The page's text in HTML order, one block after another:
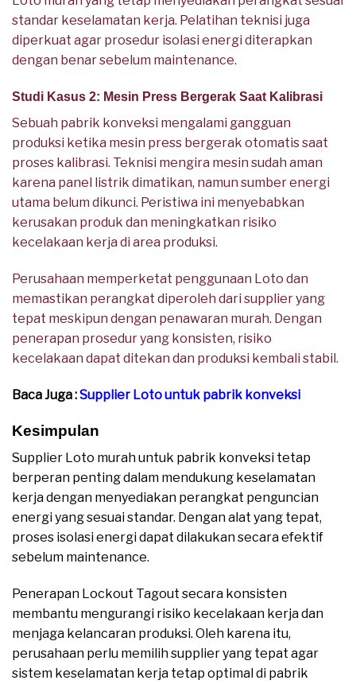
standar keselamatan kerja. Pelatihan teknisi juga
diperkuat agar prosedur isolasi energi diterapkan
dengan benar sebelum maintenance.
Studi Kasus 2: Mesin Press Bergerak Saat Kalibrasi
Sebuah pabrik konveksi mengalami gangguan
produksi ketika mesin press bergerak otomatis saat
proses kalibrasi. Teknisi mengira mesin sudah aman
karena panel listrik dimatikan, namun sumber energi
utama belum dikunci. Peristiwa ini menyebabkan
kerusakan produk dan meningkatkan risiko
kecelakaan kerja di area produksi.
Perusahaan memperketat penggunaan Loto dan
memastikan perangkat diperoleh dari supplier yang
tepat meskipun dengan penawaran murah. Dengan
penerapan prosedur yang konsisten, risiko
kecelakaan dapat ditekan dan produksi kembali stabil.
Baca Juga :Supplier Loto untuk pabrik konveksi
Kesimpulan
Supplier Loto murah untuk pabrik konveksi tetap
berperan penting dalam mendukung keselamatan
kerja dengan menyediakan perangkat penguncian
energi yang sesuai standar. Dengan alat yang tepat,
proses isolasi energi dapat dilakukan secara efektif
sebelum maintenance.
Penerapan Lockout Tagout secara konsisten
membantu mengurangi risiko kecelakaan kerja dan
menjaga kelancaran produksi. Oleh karena itu,
perusahaan perlu memilih supplier yang tepat agar
sistem keselamatan kerja tetap optimal di pabrik